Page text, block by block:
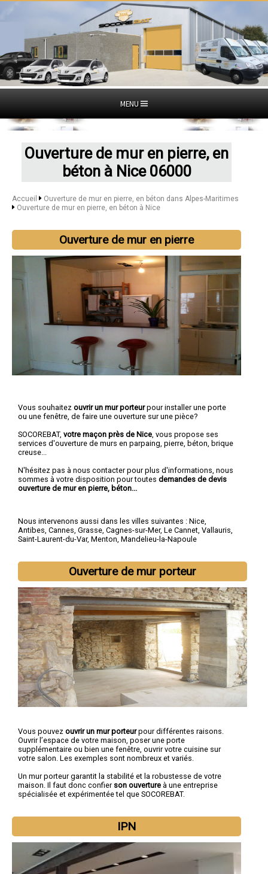
MENU
Ouverture de mur en pierre, en
béton à Nice 06000
Accueil
Ouverture de mur en pierre, en béton dans Alpes-Maritimes
Ouverture de mur en pierre, en béton à Nice
Ouverture de mur en pierre
Vous souhaitez ouvrir un mur porteurpour installer une porte
ou une fenêtre, de faire une ouverture sur une pièce?
SOCOREBAT, votre maçon près de Nice , vous propose ses
services d'ouverture de murs en parpaing, pierre, béton, brique
creuse...
N'hésitez pas à nous contacter pour plus d'informations, nous
sommes à votre disposition pour toutes demandes de devis
ouverture de mur en pierre, béton...
Nous intervenons aussi dans les villes suivantes : Nice,
Antibes, Cannes, Grasse, Cagnes-sur-Mer, Le Cannet, Vallauris,
Saint-Laurent-du-Var, Menton, Mandelieu-la-Napoule
Ouverture de mur porteur
Vous pouvez ouvrir un mur porteurpour différentes raisons.
Ouvrir l’espace de votre maison, poser une porte
supplémentaire ou bien une fenêtre, ouvrir votre cuisine sur
votre salon. Les exemples sont nombreux et variés.
Un mur porteur garantit la stabilité et la robustesse de votre
maison. Il faut donc confier son ouverture à une entreprise
spécialisée et expérimentée tel que SOCOREBAT.
IPN